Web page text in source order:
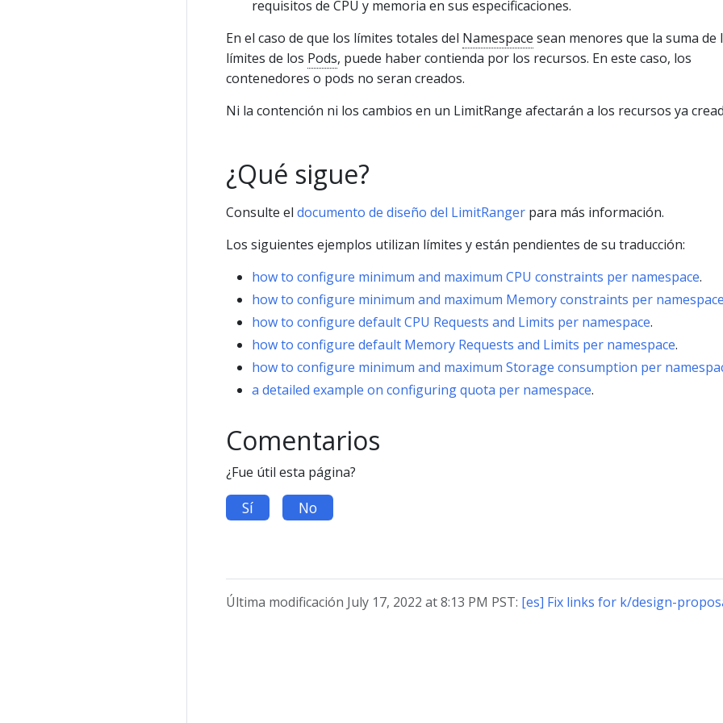
requisitos de CPU y memoria en sus especificaciones.
En el caso de que los límites totales del Namespace sean menores que la suma de
límites de los Pods, puede haber contienda por los recursos. En este caso, los
contenedores o pods no seran creados.
Ni la contención ni los cambios en un LimitRange afectarán a los recursos ya
¿Qué sigue?
Consulte el documento de diseño del LimitRanger para más información.
Los siguientes ejemplos utilizan límites y están pendientes de su traducción:
how to configure minimum and maximum CPU constraints per namespace.
how to configure minimum and maximum Memory constraints per namespace
how to configure default CPU Requests and Limits per namespace.
how to configure default Memory Requests and Limits per namespace.
how to configure minimum and maximum Storage consumption per
a detailed example on configuring quota per namespace.
Comentarios
¿Fue útil esta página?
Sí No
Última modificación July 17, 2022 at 8:13 PM PST: [es] Fix links for k/design-